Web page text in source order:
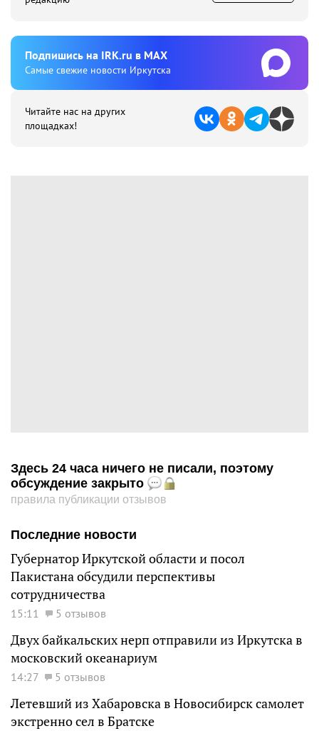
Подпишиcь на IRK.ru в MAX
Cамые свежие новости Иркутска
Читайте нас на других
площадках!
Здесь 24 часа ничего не писали, поэтому
обсуждение закрыто
правила публикации отзывов
Последние новости
Губернатор Иркутской области и посол
Пакистана обсудили перспективы
сотрудничества
15:11 5 отзывов
Двух байкальских нерп отправили из Иркутска в
московский океанариум
14:27 5 отзывов
Летевший из Хабаровска в Новосибирск самолет
экстренно сел в Братске